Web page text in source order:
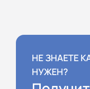
НЕ ЗНАЕТЕ
НУЖЕН?